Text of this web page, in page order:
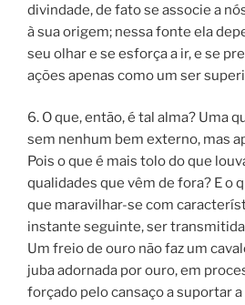
divindade, de fato se associe a
à sua origem; nessa fonte ela
seu olhar e se esforça a ir, e se
ações apenas como um ser
6. O que, então, é tal alma? Uma
sem nenhum bem externo, mas
Pois o que é mais tolo do que
qualidades que vêm de fora? E o
que maravilhar-se com
instante seguinte, ser
Um freio de ouro não faz um
juba adornada por ouro, em
forçado pelo cansaço a suportar